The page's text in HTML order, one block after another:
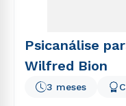
Psicanálise
Wilfred Bion
3 meses